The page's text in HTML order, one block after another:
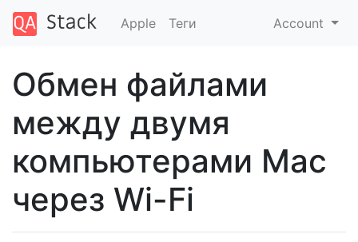
Apple Теги Account
Обмен файлами
между двумя
компьютерами Mac
через Wi-Fi